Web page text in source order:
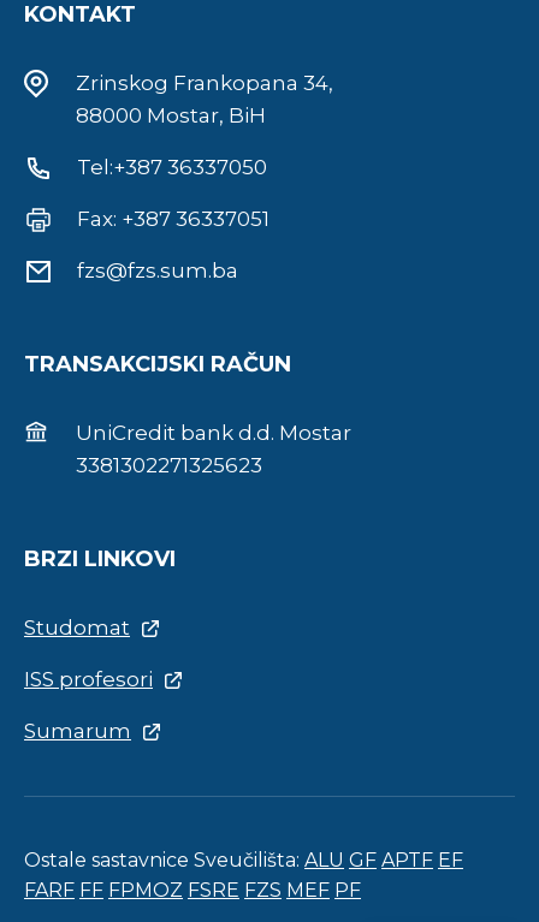
KONTAKT
Zrinskog Frankopana 34,
88000 Mostar, BiH
Tel:+387 36337050
Fax: +387 36337051
fzs@fzs.sum.ba
TRANSAKCIJSKI RAČUN
UniCredit bank d.d. Mostar
3381302271325623
BRZI LINKOVI
Studomat
ISS profesori
Sumarum
Ostale sastavnice Sveučilišta: ALU GF APTF EF
FARF FF FPMOZ FSRE FZS MEF PF